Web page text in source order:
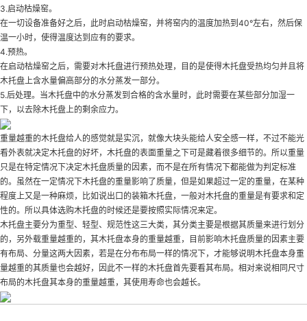
3.启动枯燥窑。
在一切设备准备好之后，此时启动枯燥窑，并将窑内的温度加热到40°左右，然后保
温一小时，使得温度达到应有的要求。
4.预热。
在启动枯燥窑之后，需要对木托盘进行预热处理，目的是使得木托盘受热均匀并且将
木托盘上含水量偏高部分的水分蒸发一部分。
5.后处理。当木托盘中的水分蒸发到合格的含水量时，此时需要在某些部分加湿一
下，以去除木托盘上的剩余应力。
重量越重的木托盘给人的感觉就是实沉，就像大块头能给人安全感一样，不过不能光
看外表就决定木托盘的好坏，木托盘的表面重量之下可是藏着很多细节的。所以重量
只是在特定情况下决定木托盘质量的因素，而不是在所有情况下都能做为判定标准
的。虽然在一定情况下木托盘的重量影响了质量，但是如果超过一定的重量，在某种
程度上又是一种麻烦，比如说出口的装箱木托盘，一般对木托盘的重量是有要求和定
性的。所以具体选购木托盘的时候还是要按照实际情况来定。
木托盘主要分为重型、轻型、规范性这三大类，其分类主要是根据其质量来进行划分
的，另外载重量越重的，其木托盘本身的重量越重，目前影响木托盘质量的因素主要
有布局、分量这两大因素，若是在分布布局一样的情况下，才能够说明木托盘本身重
量越重的其质量也会越好，因此不一样的木托盘首先要看其布局。相对来说相同尺寸
布局的木托盘其本身的重量越重，其使用寿命也会越长。